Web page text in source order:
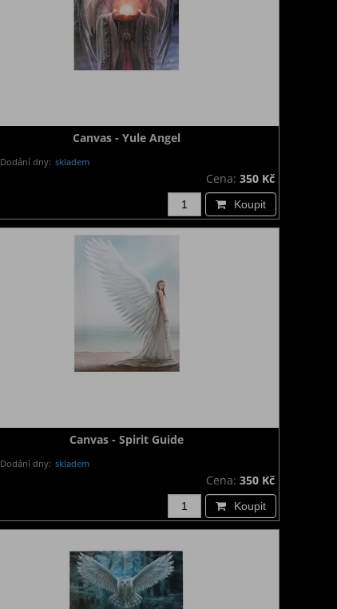
Canvas - Yule Angel
Dodání dny: skladem
Cena: 350 Kč
Koupit
Canvas - Spirit Guide
Dodání dny: skladem
Cena: 350 Kč
Koupit